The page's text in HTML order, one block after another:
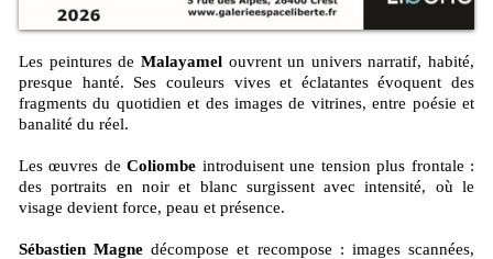
Les peintures de Malayamelouvrent un univers narratif, habité,
presque hanté. Ses couleurs vives et éclatantes évoquent des
fragments du quotidien et des images de vitrines, entre poésie et
banalité du réel.
Les œuvres deColiombe introduisent une tension plus frontale :
des portraits en noir et blanc surgissent avec intensité, où le
visage devient force, peau et présence.
Sébastien Magne décompose et recompose : images scannées,